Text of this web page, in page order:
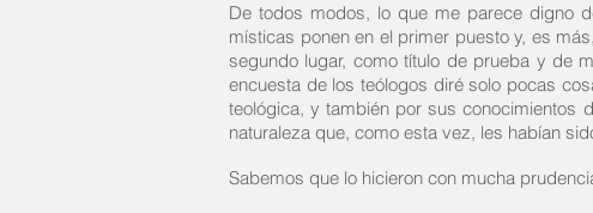
De todos modos, lo que me parece digno
místicas ponen en el primer puesto y, es
segundo lugar, como título de prueba y de
encuesta de los teólogos diré solo pocas
teológica, y también por sus conocimientos
naturaleza que, como esta vez, les habían
Sabemos que lo hicieron con mucha